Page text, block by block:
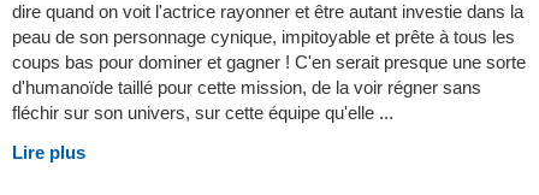
dire quand on voit l'actrice rayonner et être autant investie dans la
peau de son personnage cynique, impitoyable et prête à tous les
coups bas pour dominer et gagner ! C'en serait presque une sorte
d'humanoïde taillé pour cette mission, de la voir régner sans
fléchir sur son univers, sur cette équipe qu'elle ...
Lire plus